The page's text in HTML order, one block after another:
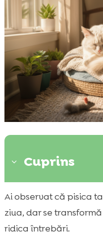
3 Cuprins
 De ce dorm
înseamnă asta
Ce sunt ciclurile
Ai observat că pisica
ziua, dar se
ridica întrebări.